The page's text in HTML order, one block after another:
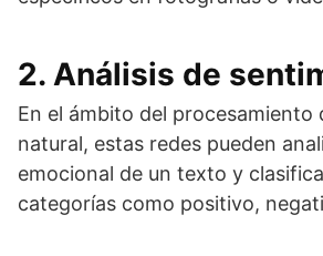
2. Análisis de
En el ámbito del procesamiento
natural, estas redes pueden
emocional de un texto y
categorías como positivo,